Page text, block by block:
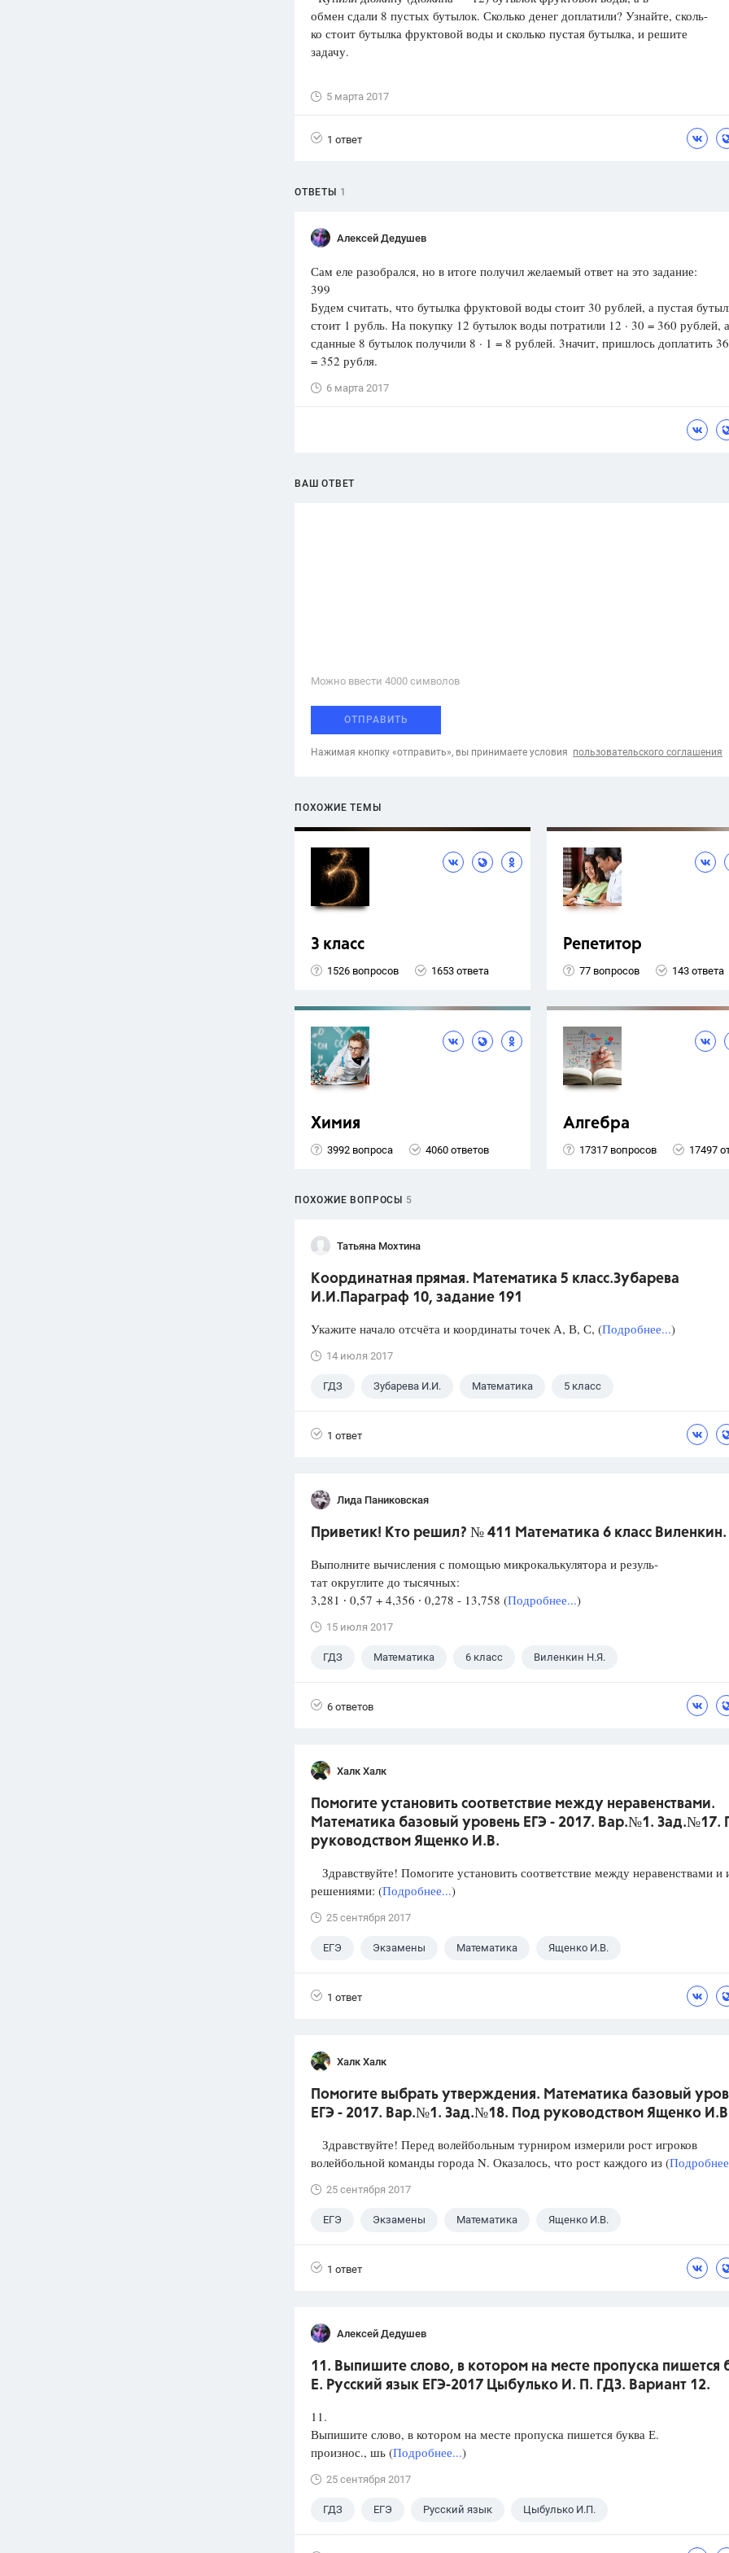
ответа
1551 ответ
Цветков Л. А.
обмен сдали 8 пустых бутылок. Сколько денег доплатили? Узнайте, сколь-
ко стоит бутылка фруктовой воды и сколько пустая бутылка, и решите
задачу.
5 марта 2017
1 ответ
ОТВЕТЫ 1
Алексей Дедушев
Сам еле разобрался, но в итоге получил желаемый ответ на это задание:
399
Будем считать, что бутылка фруктовой воды стоит 30 рублей, а пустая
стоит 1 рубль. На покупку 12 бутылок воды потратили 12 · 30 = 360 рублей,
сданные 8 бутылок получили 8 · 1 = 8 рублей. 3начит, пришлось доплатить
= 352 рубля.
6 марта 2017
ВАШ ОТВЕТ
Можно ввести 4000 cимволов
ОТПРАВИТЬ
Нажимая кнопку «отправить», вы принимаете условия пользовательского соглашения
ПОХОЖИЕ ТЕМЫ
3 класс
1526 вопросов 1653 ответа
Репетитор
77 вопросов 143 ответа
Химия
3992 вопроса 4060 ответов
Алгебра
17317 вопросов 17497
ПОХОЖИЕ ВОПРОСЫ 5
Татьяна Мохтина
Координатная прямая. Математика 5 класс.Зубарева
И.И.Параграф 10, задание 191
Укажите начало отсчёта и координаты точек А, В, С, (Подробнее...)
14 июля 2017
ГДЗ Зубарева И.И. Математика 5 класс
1 ответ
Лида Паниковская
Приветик! Кто решил? № 411 Математика 6 класс Виленкин.
Выполните вычисления с помощью микрокалькулятора и резуль-
тат округлите до тысячных:
3,281 ∙ 0,57 + 4,356 ∙ 0,278 - 13,758 (Подробнее...)
15 июля 2017
ГДЗ Математика 6 класс Виленкин Н.Я.
6 ответов
Халк Халк
Помогите установить соответствие между неравенствами.
Математика базовый уровень ЕГЭ - 2017. Вар.№1. Зад.№17.
руководством Ященко И.В.
Здравствуйте! Помогите установить соответствие между неравенствами и
решениями: (Подробнее...)
25 сентября 2017
ЕГЭ Экзамены Математика Ященко И.В.
1 ответ
Халк Халк
Помогите выбрать утверждения. Математика базовый
ЕГЭ - 2017. Вар.№1. Зад.№18. Под руководством Ященко
Здравствуйте! Перед волейбольным турниром измерили рост игроков
волейбольной команды города N. Оказалось, что рост каждого из (
25 сентября 2017
ЕГЭ Экзамены Математика Ященко И.В.
1 ответ
Алексей Дедушев
11. Выпишите слово, в котором на месте пропуска пишется
Е. Русский язык ЕГЭ-2017 Цыбулько И. П. ГДЗ. Вариант 12.
11.
Выпишите слово, в котором на месте пропуска пишется буква Е.
произнос., шь (Подробнее...)
25 сентября 2017
ГДЗ ЕГЭ Русский язык Цыбулько И.П.